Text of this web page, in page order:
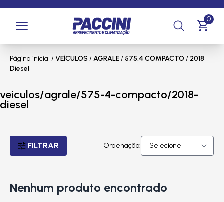
0
Página inicial /VEÍCULOS /AGRALE/575.4 COMPACTO / 2018
Diesel
veiculos/agrale/575-4-compacto/2018-
diesel
FILTRAR Ordenação:
Nenhum produto encontrado